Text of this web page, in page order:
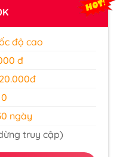
độ cao
đ
0
ngày
truy cập)